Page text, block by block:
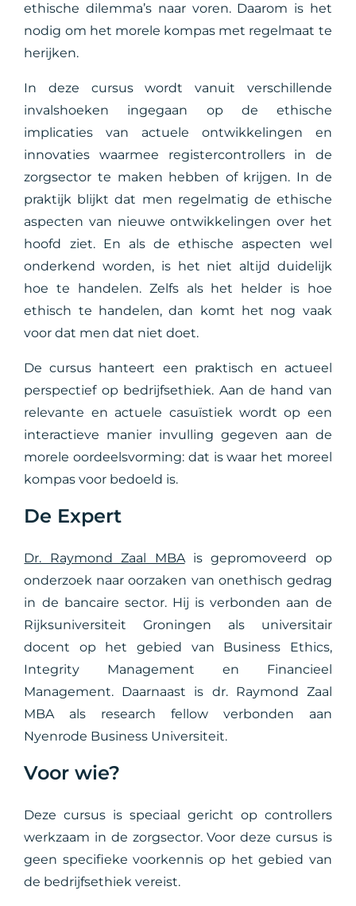
ethische dilemma’s naar voren. Daarom is het
nodig om het morele kompas met regelmaat te
herijken.
In deze cursus wordt vanuit verschillende
invalshoeken ingegaan op de ethische
implicaties van actuele ontwikkelingen en
innovaties waarmee registercontrollers in de
zorgsector te maken hebben of krijgen. In de
praktijk blijkt dat men regelmatig de ethische
aspecten van nieuwe ontwikkelingen over het
hoofd ziet. En als de ethische aspecten wel
onderkend worden, is het niet altijd duidelijk
hoe te handelen. Zelfs als het helder is hoe
ethisch te handelen, dan komt het nog vaak
voor dat men dat niet doet.
De cursus hanteert een praktisch en actueel
perspectief op bedrijfsethiek. Aan de hand van
relevante en actuele casuïstiek wordt op een
interactieve manier invulling gegeven aan de
morele oordeelsvorming: dat is waar het moreel
kompas voor bedoeld is.
De Expert
Dr. Raymond Zaal MBAis gepromoveerd op
onderzoek naar oorzaken van onethisch gedrag
in de bancaire sector. Hij is verbonden aan de
Rijksuniversiteit Groningen als universitair
docent op het gebied van Business Ethics,
Integrity Management en Financieel
Management. Daarnaast is dr. Raymond Zaal
MBA als research fellow verbonden aan
Nyenrode Business Universiteit.
Voor wie?
Deze cursus is speciaal gericht op controllers
werkzaam in de zorgsector. Voor deze cursus is
geen specifieke voorkennis op het gebied van
de bedrijfsethiek vereist.